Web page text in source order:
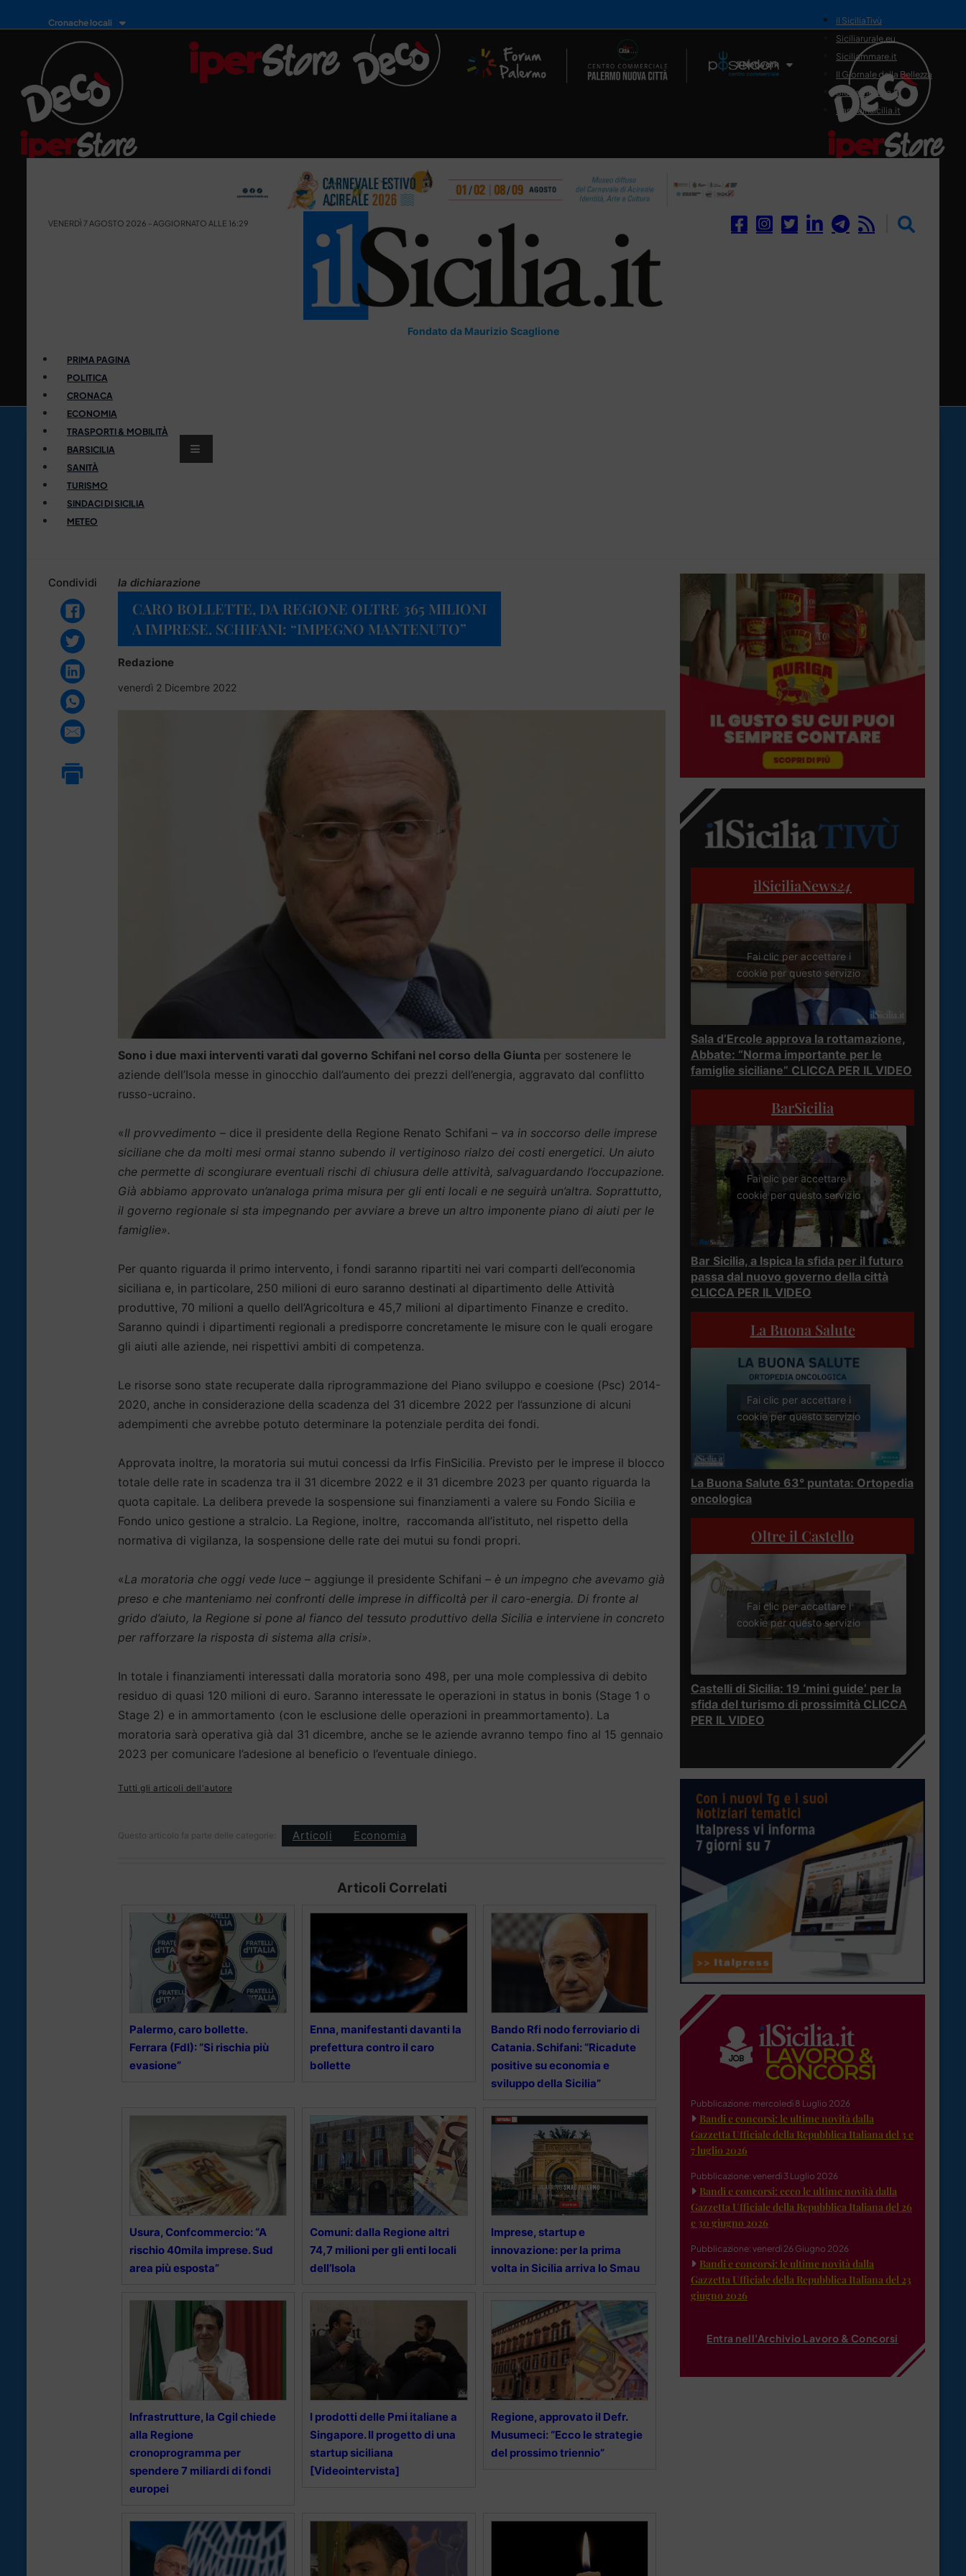
Cronache locali
Il Network
il SiciliaTivù
Siciliarurale.eu
Siciliammare.it
Il Giornale della Bellezza
Siciliamedica.it
Sanitainsicilia.it
VENERDÌ 7 AGOSTO 2026 - AGGIORNATO ALLE 16:29
Fondato da Maurizio Scaglione
PRIMA PAGINA
POLITICA
CRONACA
ECONOMIA
TRASPORTI & MOBILITÀ
BARSICILIA
SANITÀ
TURISMO
SINDACI DI SICILIA
METEO
Condividi la dichiarazione
CARO BOLLETTE, DA REGIONE OLTRE 365 MILIONI
A IMPRESE. SCHIFANI: “IMPEGNO MANTENUTO”
Redazione
venerdì 2 Dicembre 2022
Sono i due maxi interventi varati dal governo Schifani nel corso della Giunta per sostenere le
aziende dell’Isola messe in ginocchio dall’aumento dei prezzi dell’energia, aggravato dal conflitto
russo-ucraino.
«Il provvedimento – dice il presidente della Regione Renato Schifani – va in soccorso delle imprese
siciliane che da molti mesi ormai stanno subendo il vertiginoso rialzo dei costi energetici. Un aiuto
che permette di scongiurare eventuali rischi di chiusura delle attività, salvaguardando l’occupazione.
Già abbiamo approvato un’analoga prima misura per gli enti locali e ne seguirà un’altra. Soprattutto,
il governo regionale si sta impegnando per avviare a breve un altro imponente piano di aiuti per le
famiglie».
Per quanto riguarda il primo intervento, i fondi saranno ripartiti nei vari comparti dell’economia
siciliana e, in particolare, 250 milioni di euro saranno destinati al dipartimento delle Attività
produttive, 70 milioni a quello dell’Agricoltura e 45,7 milioni al dipartimento Finanze e credito.
Saranno quindi i dipartimenti regionali a predisporre concretamente le misure con le quali erogare
gli aiuti alle aziende, nei rispettivi ambiti di competenza.
Le risorse sono state recuperate dalla riprogrammazione del Piano sviluppo e coesione (Psc) 2014-
2020, anche in considerazione della scadenza del 31 dicembre 2022 per l’assunzione di alcuni
adempimenti che avrebbe potuto determinare la potenziale perdita dei fondi.
Approvata inoltre, la moratoria sui mutui concessi da Irfis FinSicilia. Previsto per le imprese il blocco
totale delle rate in scadenza tra il 31 dicembre 2022 e il 31 dicembre 2023 per quanto riguarda la
quota capitale. La delibera prevede la sospensione sui finanziamenti a valere su Fondo Sicilia e
Fondo unico gestione a stralcio. La Regione, inoltre, raccomanda all’istituto, nel rispetto della
normativa di vigilanza, la sospensione delle rate dei mutui su fondi propri.
«La moratoria che oggi vede luce – aggiunge il presidente Schifani – è un impegno che avevamo già
preso e che manteniamo nei confronti delle imprese in difficoltà per il caro-energia. Di fronte al
grido d’aiuto, la Regione si pone al fianco del tessuto produttivo della Sicilia e interviene in concreto
per rafforzare la risposta di sistema alla crisi».
In totale i finanziamenti interessati dalla moratoria sono 498, per una mole complessiva di debito
residuo di quasi 120 milioni di euro. Saranno interessate le operazioni in status in bonis (Stage 1 o
Stage 2) e in ammortamento (con le esclusione delle operazioni in preammortamento). La
moratoria sarà operativa già dal 31 dicembre, anche se le aziende avranno tempo fino al 15 gennaio
2023 per comunicare l’adesione al beneficio o l’eventuale diniego.
Tutti gli articoli dell'autore
Questo articolo fa parte delle categorie: Articoli Economia
Articoli Correlati
Palermo, caro bollette.
Ferrara (FdI): “Si rischia più
evasione”
Enna, manifestanti davanti la
prefettura contro il caro
bollette
Bando Rfi nodo ferroviario di
Catania. Schifani: “Ricadute
positive su economia e
sviluppo della Sicilia”
Usura, Confcommercio: “A
rischio 40mila imprese. Sud
area più esposta”
Comuni: dalla Regione altri
74,7 milioni per gli enti locali
dell’Isola
Imprese, startup e
innovazione: per la prima
volta in Sicilia arriva lo Smau
Infrastrutture, la Cgil chiede
alla Regione
cronoprogramma per
spendere 7 miliardi di fondi
europei
I prodotti delle Pmi italiane a
Singapore. Il progetto di una
startup siciliana
[Videointervista]
Regione, approvato il Defr.
Musumeci: “Ecco le strategie
del prossimo triennio”
ilSiciliaNews24
Fai clic per accettare i
cookie per questo servizio
Sala d’Ercole approva la rottamazione,
Abbate: “Norma importante per le
famiglie siciliane” CLICCA PER IL VIDEO
BarSicilia
Fai clic per accettare i
cookie per questo servizio
Bar Sicilia, a Ispica la sfida per il futuro
passa dal nuovo governo della città
CLICCA PER IL VIDEO
La Buona Salute
Fai clic per accettare i
cookie per questo servizio
La Buona Salute 63° puntata: Ortopedia
oncologica
Oltre il Castello
Fai clic per accettare i
cookie per questo servizio
Castelli di Sicilia: 19 ‘mini guide’ per la
sfida del turismo di prossimità CLICCA
PER IL VIDEO
Pubblicazione: mercoledì 8 Luglio 2026
Bandi e concorsi: le ultime novità dalla
Gazzetta Ufficiale della Repubblica Italiana del 3 e
7 luglio 2026
Pubblicazione: venerdì 3 Luglio 2026
Bandi e concorsi: ecco le ultime novità dalla
Gazzetta Ufficiale della Repubblica Italiana del 26
e 30 giugno 2026
Pubblicazione: venerdì 26 Giugno 2026
Bandi e concorsi: le ultime novità dalla
Gazzetta Ufficiale della Repubblica Italiana del 23
giugno 2026
Entra nell'Archivio Lavoro & Concorsi